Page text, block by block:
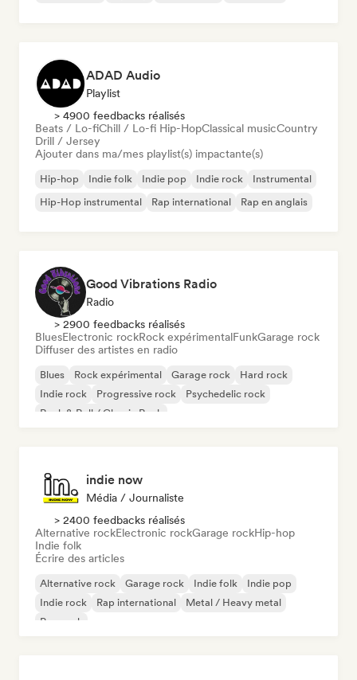
ADAD Audio
Playlist
> 4900 feedbacks réalisés
Beats / Lo-fiChill / Lo-fi Hip-HopClassical musicCountry
Drill / Jersey
Ajouter dans ma/mes playlist(s) impactante(s)
Hip-hop Indie folk Indie pop Indie rock
Instrumental
Hip-Hop instrumental
Rap international Rap en anglais
Good Vibrations Radio
Radio
> 2900 feedbacks réalisés
BluesElectronic rockRock expérimentalFunkGarage rock
Diffuser des artistes en radio
Blues Rock expérimental Garage rock
Hard rock
Indie rock
Progressive rock
Psychedelic rock
Rock & Roll / Classic Rock
indie now
Média / Journaliste
> 2400 feedbacks réalisés
Alternative rockElectronic rockGarage rockHip-hop
Indie folk
Écrire des articles
Alternative rock Garage rock Indie folk
Indie pop
Indie rock
Rap international
Metal / Heavy metal
Pop rock